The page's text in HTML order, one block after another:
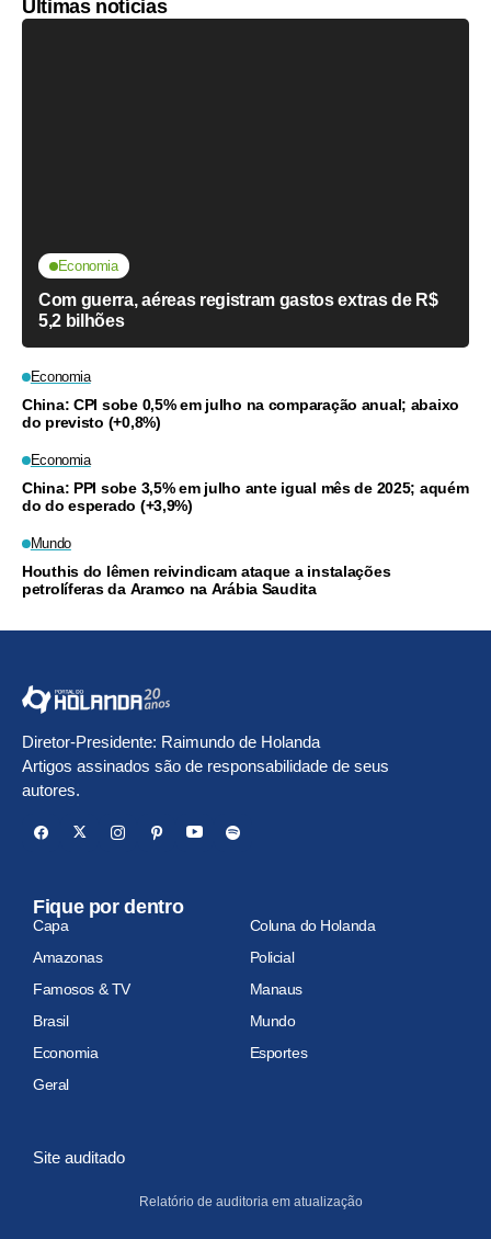
Últimas notícias
Economia
Com guerra, aéreas registram gastos extras de R$
5,2 bilhões
Economia
China: CPI sobe 0,5% em julho na comparação anual; abaixo
do previsto (+0,8%)
Economia
China: PPI sobe 3,5% em julho ante igual mês de 2025; aquém
do do esperado (+3,9%)
Mundo
Houthis do Iêmen reivindicam ataque a instalações
petrolíferas da Aramco na Arábia Saudita
Diretor-Presidente: Raimundo de Holanda
Artigos assinados são de responsabilidade de seus
autores.
Fique por dentro
Capa
Coluna do Holanda
Amazonas
Policial
Famosos & TV
Manaus
Brasil
Mundo
Economia
Esportes
Geral
Site auditado
Relatório de auditoria em atualização